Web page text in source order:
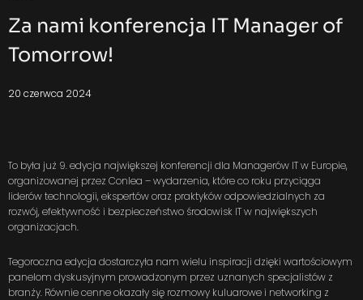
Za nami konferencja IT Manager of
Tomorrow!
20 czerwca 2024
To była już 9. edycja największej konferencji dla Managerów IT w Europie,
organizowanej przez Conlea – wydarzenia, które co roku przyciąga
liderów technologii, ekspertów oraz praktyków odpowiedzialnych za
rozwój, efektywność i bezpieczeństwo środowisk IT w największych
organizacjach.
Tegoroczna edycja dostarczyła nam wielu inspiracji dzięki wartościowym
panelom dyskusyjnym prowadzonym przez uznanych specjalistów z
branży. Równie cenne okazały się rozmowy kuluarowe i networking z